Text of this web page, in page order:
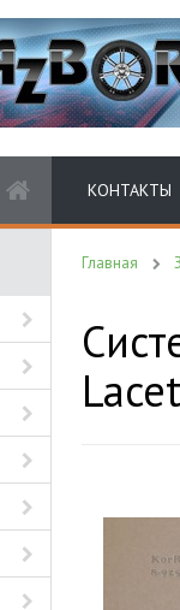
КОНТАКТЫ
Главная